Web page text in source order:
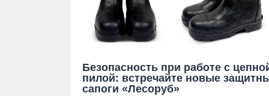
Безопасность при работе с
пилой: встречайте новые
сапоги «Лесоруб»